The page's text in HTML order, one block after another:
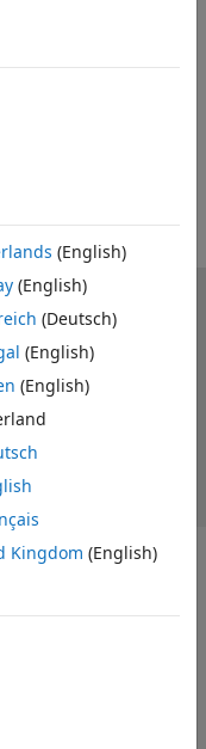
型
(English)
(English)
(Deutsch)
(English)
(English)
Kingdom (English)
应用程序状态